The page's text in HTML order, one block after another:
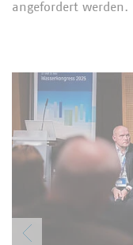
angefordert werden.